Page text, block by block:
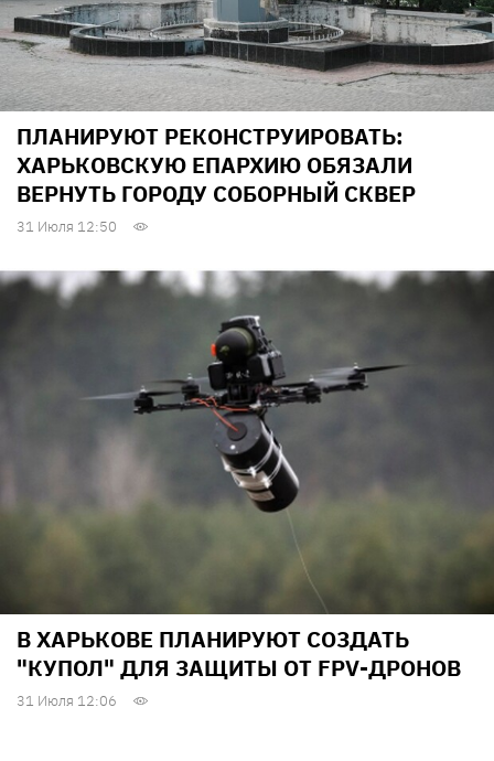
ПЛАНИРУЮТ РЕКОНСТРУИРОВАТЬ:
ХАРЬКОВСКУЮ ЕПАРХИЮ ОБЯЗАЛИ
ВЕРНУТЬ ГОРОДУ СОБОРНЫЙ СКВЕР
31 Июля 12:50
В ХАРЬКОВЕ ПЛАНИРУЮТ СОЗДАТЬ
"КУПОЛ" ДЛЯ ЗАЩИТЫ ОТ FPV-ДРОНОВ
31 Июля 12:06